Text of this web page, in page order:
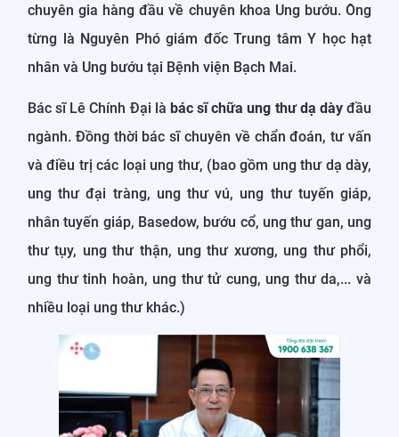
chuyên gia hàng đầu về chuyên khoa Ung bướu. Ông
từng là Nguyên Phó giám đốc Trung tâm Y học hạt
nhân và Ung bướu tại Bệnh viện Bạch Mai.
Bác sĩ Lê Chính Đại là bác sĩ chữa ung thư dạ dàyđầu
ngành. Đồng thời bác sĩ chuyên về chẩn đoán, tư vấn
và điều trị các loại ung thư, (bao gồm ung thư dạ dày,
ung thư đại tràng, ung thư vú, ung thư tuyến giáp,
nhân tuyến giáp, Basedow, bướu cổ, ung thư gan, ung
thư tụy, ung thư thận, ung thư xương, ung thư phổi,
ung thư tinh hoàn, ung thư tử cung, ung thư da,... và
nhiều loại ung thư khác.)